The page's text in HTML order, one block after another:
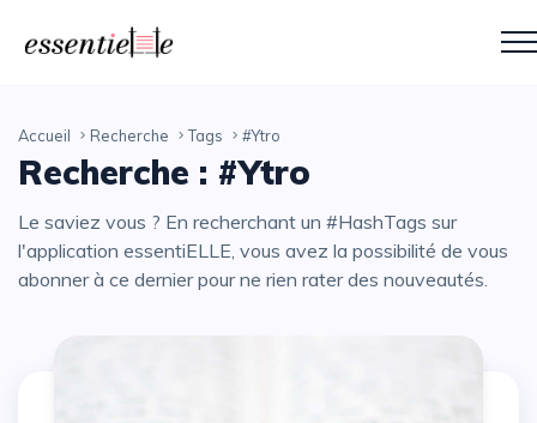
Accueil Recherche Tags #Ytro
Recherche : #Ytro
Le saviez vous ? En recherchant un #HashTags sur
l'application essentiELLE, vous avez la possibilité de vous
abonner à ce dernier pour ne rien rater des nouveautés.